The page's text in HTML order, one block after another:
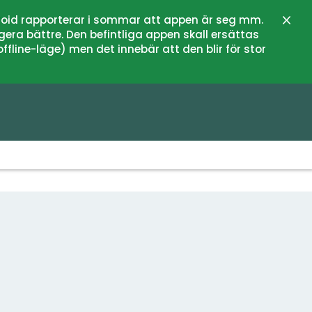
rapporterar i sommar att appen är seg mm.
bättre. Den befintliga appen skall ersättas
läge) men det innebär att den blir för stor